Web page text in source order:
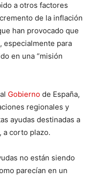
a otros factores
de la inflación
han provocado que
especialmente para
en una “misión
Gobierno de España,
regionales y
ayudas destinadas a
a corto plazo.
no están siendo
parecían en un